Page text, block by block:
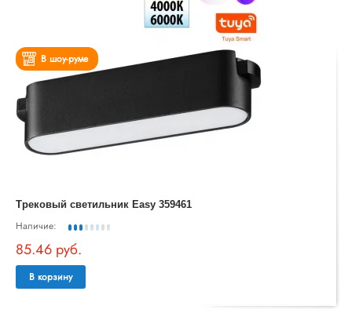
В шоу-руме
Трековый светильник Easy 359461
Наличие:
85.46 руб.
В корзину